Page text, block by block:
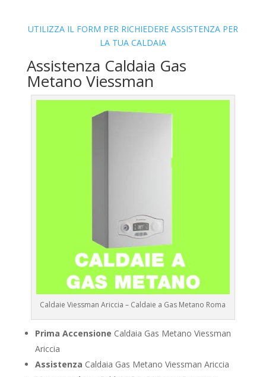
UTILIZZA IL FORM PER RICHIEDERE ASSISTENZA PER
LA TUA CALDAIA
Assistenza Caldaia Gas
Metano Viessman
Caldaie Viessman Ariccia – Caldaie a Gas Metano Roma
Prima Accensione Caldaia Gas Metano Viessman
Ariccia
Assistenza Caldaia Gas Metano Viessman Ariccia